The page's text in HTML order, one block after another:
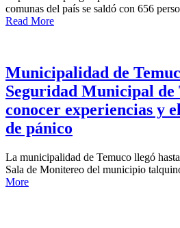
comunas del país se saldó con 656
Read More
Municipalidad de
Seguridad Municipal de
conocer experiencias y
de pánico
La municipalidad de Temuco llegó
Sala de Monitereo del municipio
More